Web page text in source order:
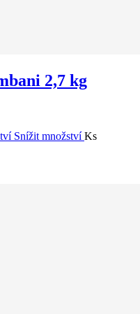
2,7 kg
Snížit množstvíKs